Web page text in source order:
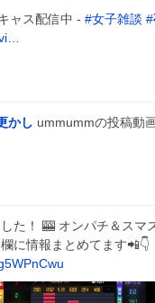
ャス配信中 - #女子雑談 #
かし ummummの投稿動
た！ 🎰 オンパチ＆スマ
に情報まとめてます📲👇